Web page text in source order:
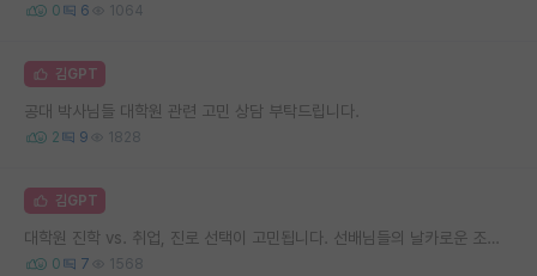
0 6 1064
김GPT
공대 박사님들 대학원 관련 고민 상담 부탁드립니다.
2 9 1828
김GPT
대학원 진학 vs. 취업, 진로 선택이 고민됩니다. 선배님들의 날카로운 조언을 부탁드립니다.
0 7 1568